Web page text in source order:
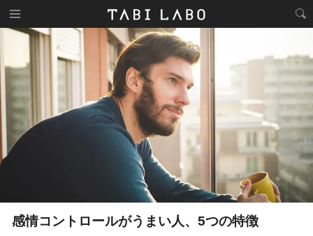
感情コントロールがうまい人、5つの特徴